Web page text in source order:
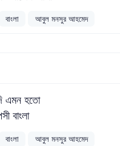
বাংলা আবুল মনসুর আহমেদ
এমন হতো
বাংলা
বাংলা আবুল মনসুর আহমেদ